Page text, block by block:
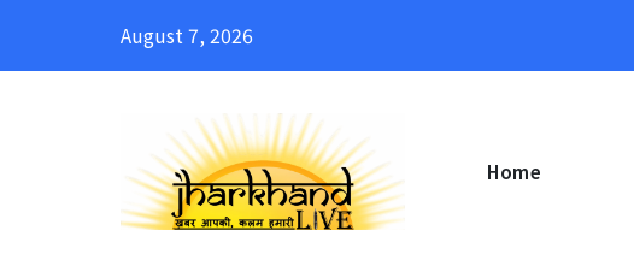
August 7, 2026
Home